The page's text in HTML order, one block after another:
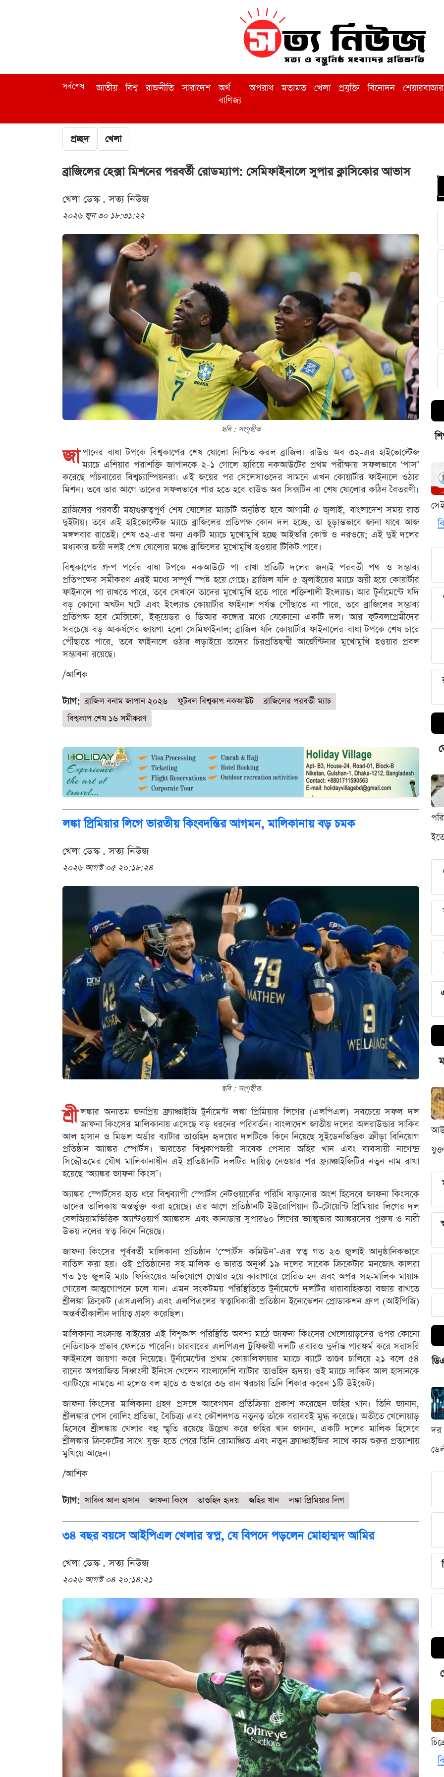
সর্বশেষ জাতীয় বিশ্ব রাজনীতি সারাদেশ
অর্থ-
বাণিজ্য
অপরাধ মতামত খেলা প্রযুক্তি বিনোদন শেয়ারবাজার
প্রচ্ছদ খেলা
ব্রাজিলের হেক্সা মিশনের পরবর্তী রোডম্যাপ: সেমিফাইনালে সুপার ক্লাসিকোর আভাস
খেলা ডেস্ক . সত্য নিউজ
২০২৬ জুন ৩০ ১৮:৩১:২২
ছবি : সংগৃহীত
জা পানের বাধা টপকে বিশ্বকাপের শেষ ষোলো নিশ্চিত করল ব্রাজিল। রাউন্ড অব ৩২-এর হাইভোল্টেজ
ম্যাচে এশিয়ার পরাশক্তি জাপানকে ২-১ গোলে হারিয়ে নকআউটের প্রথম পরীক্ষায় সফলভাবে ‘পাস’
করেছে পাঁচবারের বিশ্বচ্যাম্পিয়নরা। এই জয়ের পর সেলেসাওদের সামনে এখন কোয়ার্টার ফাইনালে ওঠার
মিশন। তবে তার আগে তাদের সফলভাবে পার হতে হবে রাউন্ড অব সিক্সটিন বা শেষ ষোলোর কঠিন বৈতরণী।
ব্রাজিলের পরবর্তী মহাগুরুত্বপূর্ণ শেষ ষোলোর ম্যাচটি অনুষ্ঠিত হবে আগামী ৫ জুলাই, বাংলাদেশ সময় রাত
দুইটায়। তবে এই হাইভোল্টেজ ম্যাচে ব্রাজিলের প্রতিপক্ষ কোন দল হচ্ছে, তা চূড়ান্তভাবে জানা যাবে আজ
মঙ্গলবার রাতেই। শেষ ৩২-এর অন্য একটি ম্যাচে মুখোমুখি হচ্ছে আইভরি কোস্ট ও নরওয়ে; এই দুই দলের
মধ্যকার জয়ী দলই শেষ ষোলোর মঞ্চে ব্রাজিলের মুখোমুখি হওয়ার টিকিট পাবে।
বিশ্বকাপের গ্রুপ পর্বের বাধা টপকে নকআউটে পা রাখা প্রতিটি দলের জন্যই পরবর্তী পথ ও সম্ভাব্য
প্রতিপক্ষের সমীকরণ এরই মধ্যে সম্পূর্ণ স্পষ্ট হয়ে গেছে। ব্রাজিল যদি ৫ জুলাইয়ের ম্যাচে জয়ী হয়ে কোয়ার্টার
ফাইনালে পা রাখতে পারে, তবে সেখানে তাদের মুখোমুখি হতে পারে শক্তিশালী ইংল্যান্ড। আর টুর্নামেন্টে যদি
বড় কোনো অঘটন ঘটে এবং ইংল্যান্ড কোয়ার্টার ফাইনাল পর্যন্ত পৌঁছাতে না পারে, তবে ব্রাজিলের সম্ভাব্য
প্রতিপক্ষ হবে মেক্সিকো, ইকুয়েডর ও ডিআর কঙ্গোর মধ্যে যেকোনো একটি দল। আর ফুটবলপ্রেমীদের
সবচেয়ে বড় আকর্ষণের জায়গা হলো সেমিফাইনাল; ব্রাজিল যদি কোয়ার্টার ফাইনালের বাধা টপকে শেষ চারে
পৌঁছাতে পারে, তবে ফাইনালে ওঠার লড়াইয়ে তাদের চিরপ্রতিদ্বন্দ্বী আর্জেন্টিনার মুখোমুখি হওয়ার প্রবল
সম্ভাবনা রয়েছে।
/আশিক
ট্যাগ: ব্রাজিল বনাম জাপান ২০২৬ ফুটবল বিশ্বকাপ নকআউট
ব্রাজিলের পরবর্তী ম্যাচ
বিশ্বকাপ শেষ ১৬ সমীকরণ
লঙ্কা প্রিমিয়ার লিগে ভারতীয় কিংবদন্তির আগমন, মালিকানায় বড় চমক
খেলা ডেস্ক . সত্য নিউজ
২০২৬ আগস্ট ০৫ ২০:১৮:২৪
ছবি : সংগৃহীত
শ্রী লঙ্কার অন্যতম জনপ্রিয় ফ্র্যাঞ্চাইজি টুর্নামেন্ট লঙ্কা প্রিমিয়ার লিগের (এলপিএল) সবচেয়ে সফল দল
জাফনা কিংসের মালিকানায় এসেছে বড় ধরনের পরিবর্তন। বাংলাদেশ জাতীয় দলের অলরাউন্ডার সাকিব
আল হাসান ও মিডল অর্ডার ব্যাটার তাওহিদ হৃদয়ের দলটিকে কিনে নিয়েছে সুইডেনভিত্তিক ক্রীড়া বিনিয়োগ
প্রতিষ্ঠান অ্যাঙ্কর স্পোর্টস। ভারতের বিশ্বকাপজয়ী সাবেক পেসার জহির খান এবং ব্যবসায়ী নাগেন্দ্র
সিদ্ধৌতমের যৌথ মালিকানাধীন এই প্রতিষ্ঠানটি দলটির দায়িত্ব নেওয়ার পর ফ্র্যাঞ্চাইজিটির নতুন নাম রাখা
হয়েছে ‘অ্যাঙ্কর জাফনা কিংস’।
অ্যাঙ্কর স্পোর্টসের হাত ধরে বিশ্বব্যাপী স্পোর্টস নেটওয়ার্কের পরিধি বাড়ানোর অংশ হিসেবে জাফনা কিংসকে
তাদের তালিকায় অন্তর্ভুক্ত করা হয়েছে। এর আগে প্রতিষ্ঠানটি ইউরোপিয়ান টি-টোয়েন্টি প্রিমিয়ার লিগের দল
বেলজিয়ামভিত্তিক অ্যান্টওয়ার্প অ্যাঙ্করস এবং কানাডার সুপার৬০ লিগের ভ্যাঙ্কুভার অ্যাঙ্করসের পুরুষ ও নারী
উভয় দলের স্বত্ব কিনে নিয়েছে।
জাফনা কিংসের পূর্ববর্তী মালিকানা প্রতিষ্ঠান ‘স্পোর্টস কমিউন’-এর স্বত্ব গত ২৩ জুলাই আনুষ্ঠানিকভাবে
বাতিল করা হয়। ওই প্রতিষ্ঠানের সহ-মালিক ও ভারত অনূর্ধ্ব-১৯ দলের সাবেক ক্রিকেটার মনজোৎ কালরা
গত ১৬ জুলাই ম্যাচ ফিক্সিংয়ের অভিযোগে গ্রেপ্তার হয়ে কারাগারে প্রেরিত হন এবং অপর সহ-মালিক মায়াঙ্ক
গোয়েল আত্মগোপনে চলে যান। এমন সংকটময় পরিস্থিতিতে টুর্নামেন্টে দলটির ধারাবাহিকতা বজায় রাখতে
শ্রীলঙ্কা ক্রিকেট (এসএলসি) এবং এলপিএলের স্বত্বাধিকারী প্রতিষ্ঠান ইনোভেশন প্রোডাকশন গ্রুপ (আইপিজি)
অন্তর্বর্তীকালীন দায়িত্ব গ্রহণ করেছিল।
মালিকানা সংক্রান্ত বাইরের এই বিশৃঙ্খল পরিস্থিতি অবশ্য মাঠে জাফনা কিংসের খেলোয়াড়দের ওপর কোনো
নেতিবাচক প্রভাব ফেলতে পারেনি। চারবারের এলপিএল ট্রফিজয়ী দলটি এবারও দুর্দান্ত পারফর্ম করে সরাসরি
ফাইনালে জায়গা করে নিয়েছে। টুর্নামেন্টের প্রথম কোয়ালিফায়ার ম্যাচে ব্যাটে তাণ্ডব চালিয়ে ২১ বলে ৫৪
রানের অপরাজিত বিধ্বংসী ইনিংস খেলেন বাংলাদেশি ব্যাটার তাওহিদ হৃদয়। ওই ম্যাচে সাকিব আল হাসানকে
ব্যাটিংয়ে নামতে না হলেও বল হাতে ৩ ওভারে ৩৬ রান খরচায় তিনি শিকার করেন ১টি উইকেট।
জাফনা কিংসের মালিকানা গ্রহণ প্রসঙ্গে আবেগঘন প্রতিক্রিয়া প্রকাশ করেছেন জহির খান। তিনি জানান,
শ্রীলঙ্কার পেস বোলিং প্রতিভা, বৈচিত্র্য এবং কৌশলগত নতুনত্ব তাঁকে বরাবরই মুগ্ধ করেছে। অতীতে খেলোয়াড়
হিসেবে শ্রীলঙ্কায় খেলার বহু স্মৃতি রয়েছে উল্লেখ করে জহির খান জানান, একটি দলের মালিক হিসেবে
শ্রীলঙ্কার ক্রিকেটের সাথে যুক্ত হতে পেরে তিনি রোমাঞ্চিত এবং নতুন ফ্র্যাঞ্চাইজির সাথে কাজ শুরুর প্রত্যাশায়
মুখিয়ে আছেন।
/আশিক
ট্যাগ: সাকিব আল হাসান জাফনা কিংস তাওহিদ হৃদয় জহির খান লঙ্কা প্রিমিয়ার লিগ
৩৪ বছর বয়সে আইপিএল খেলার স্বপ্ন, যে বিপদে পড়লেন মোহাম্মদ আমির
খেলা ডেস্ক . সত্য নিউজ
২০২৬ আগস্ট ০৪ ২০:১৪:২১
দর